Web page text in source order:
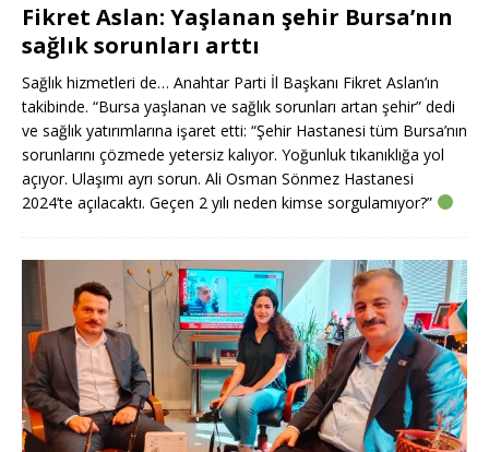
Fikret Aslan: Yaşlanan şehir Bursa’nın
sağlık sorunları arttı
Sağlık hizmetleri de… Anahtar Parti İl Başkanı Fikret Aslan’ın
takibinde. “Bursa yaşlanan ve sağlık sorunları artan şehir” dedi
ve sağlık yatırımlarına işaret etti: “Şehir Hastanesi tüm Bursa’nın
sorunlarını çözmede yetersiz kalıyor. Yoğunluk tıkanıklığa yol
açıyor. Ulaşımı ayrı sorun. Ali Osman Sönmez Hastanesi
2024’te açılacaktı. Geçen 2 yılı neden kimse sorgulamıyor?”